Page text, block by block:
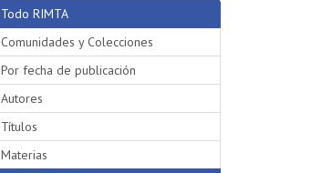
Todo RIMTA
Comunidades y Colecciones
Por fecha de publicación
Autores
Títulos
Materias